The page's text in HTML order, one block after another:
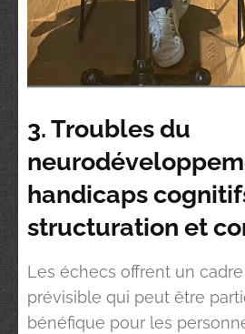
3. Troubles du
handicaps
structuration et
Les échecs offrent un
prévisible qui peut être
bénéfique pour les